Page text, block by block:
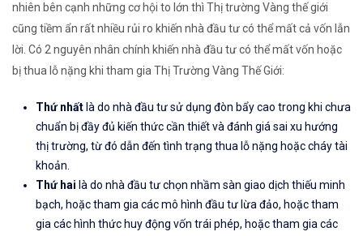
nhiên bên cạnh những cơ hội to lớn thì Thị trường Vàng thế giới
cũng tiềm ẩn rất nhiều rủi ro khiến nhà đầu tư có thể mất cả vốn lẫn
lời. Có 2 nguyên nhân chính khiến nhà đầu tư có thể mất vốn hoặc
bị thua lỗ nặng khi tham gia Thị Trường Vàng Thế Giới:
Thứ nhất là do nhà đầu tư sử dụng đòn bẩy cao trong khi chưa
chuẩn bị đầy đủ kiến thức cần thiết và đánh giá sai xu hướng
thị trường, từ đó dẫn đến tình trạng thua lỗ nặng hoặc cháy tài
khoản.
Thứ hai là do nhà đầu tư chọn nhầm sàn giao dịch thiếu minh
bạch, hoặc tham gia các mô hình đầu tư lừa đảo, hoặc tham
gia các hình thức huy động vốn trái phép, hoặc tham gia các